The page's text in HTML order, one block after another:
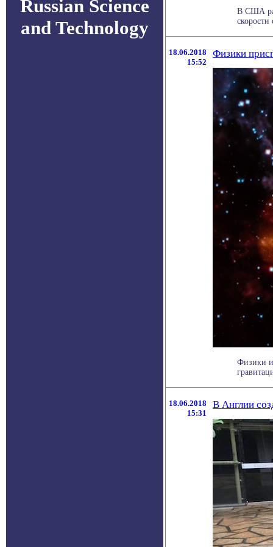
Russian Science
and Technology
В США
скорости
18.06.2018
15:52
Физики
Физики
18.06.2018
15:31
В Англии